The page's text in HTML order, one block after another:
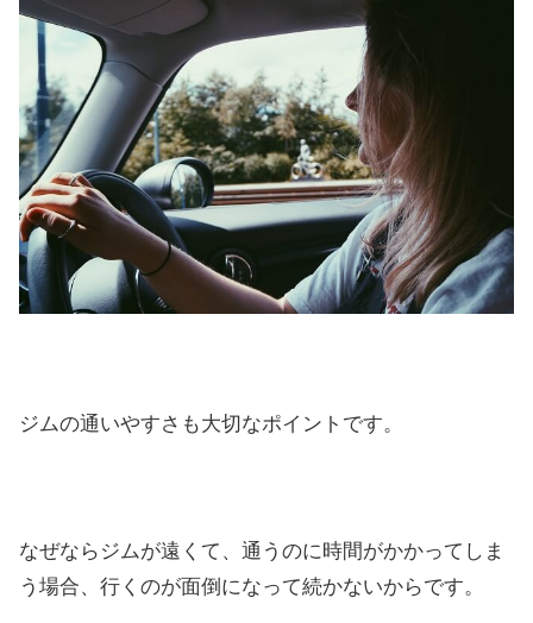
ジムの通いやすさも大切なポイントです。
なぜならジムが遠くて、通うのに時間がかかってしま
う場合、行くのが面倒になって続かないからです。